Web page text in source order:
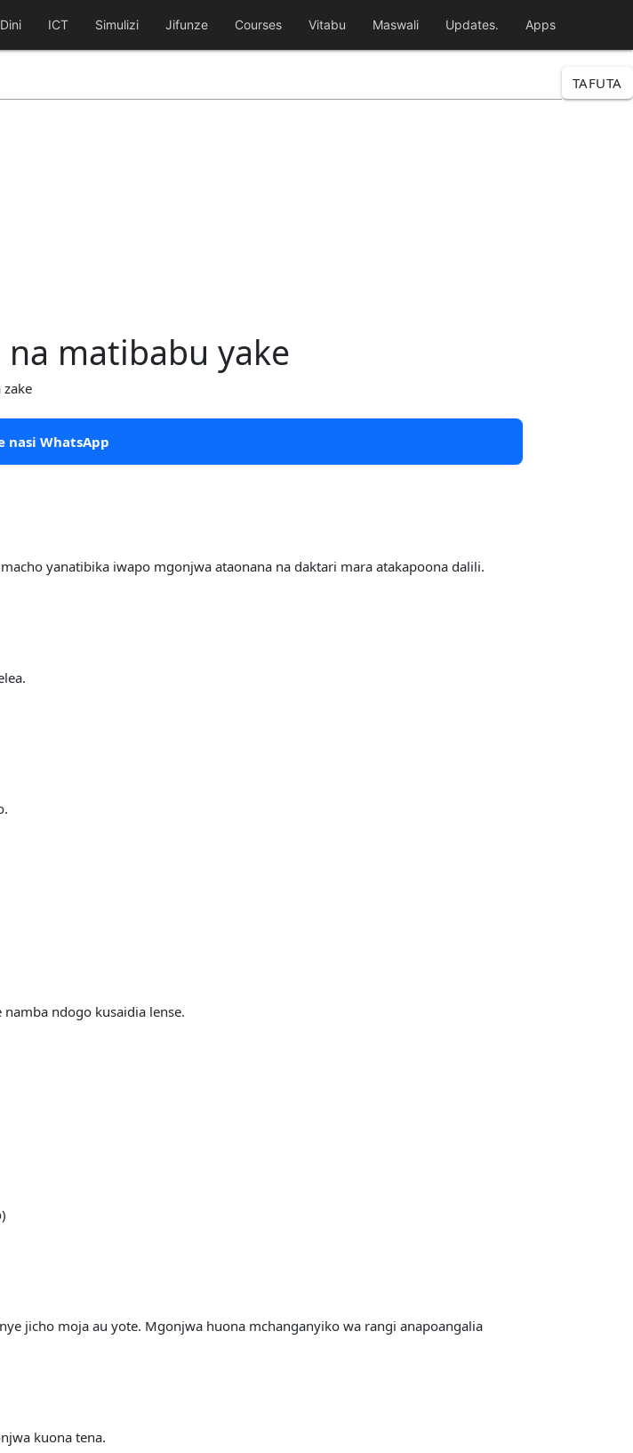
Dini ICT Simulizi Jifunze Courses Vitabu Maswali Updates. Apps
TAFUTA
matibabu yake
nasi WhatsApp
yanatibika iwapo mgonjwa ataonana na daktari mara atakapoona dalili.
ndogo kusaidia lense.
jicho moja au yote. Mgonjwa huona mchanganyiko wa rangi anapoangalia
kuona tena.